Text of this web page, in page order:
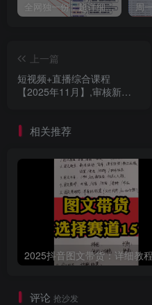
全网独一份：超详细的40+个自媒体赛道领域解析手册，让你的内容创作不再局限！
上一篇
短视频+直播综合课程
【2025年11月】,审核新规-
相关推荐
评论 抢沙发